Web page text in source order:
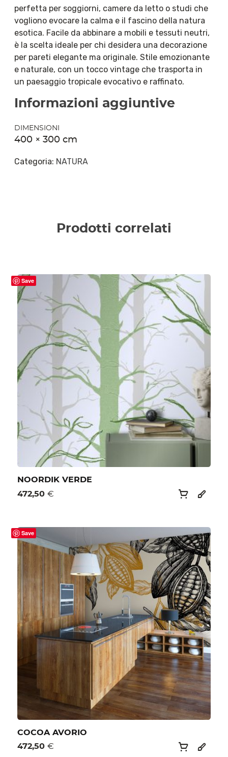
perfetta per soggiorni, camere da letto o studi che
vogliono evocare la calma e il fascino della natura
esotica. Facile da abbinare a mobili e tessuti neutri,
è la scelta ideale per chi desidera una decorazione
per pareti elegante ma originale. Stile emozionante
e naturale, con un tocco vintage che trasporta in
un paesaggio tropicale evocativo e raffinato.
Informazioni aggiuntive
DIMENSIONI
400 × 300 cm
Categoria: NATURA
Prodotti correlati
Save
NOORDIK VERDE
472,50€
Save
COCOA AVORIO
472,50€